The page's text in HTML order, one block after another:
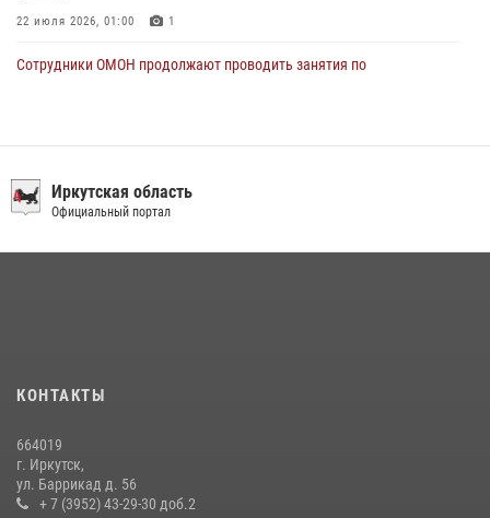
22 июля 2026, 01:00 1
Сотрудники ОМОН продолжают проводить занятия по
преступной группы, организовавшей бизнес по оказанию интим-
услуг
приняли участие в благотворительной акции
В Иркутской области состоится прямая линия по вопросам
поступления на службу в Росгвардию
Иркутская область
Официальный портал
КОНТАКТЫ
664019
г. Иркутск,
ул. Баррикад д. 56
+ 7 (3952) 43-29-30 доб.2